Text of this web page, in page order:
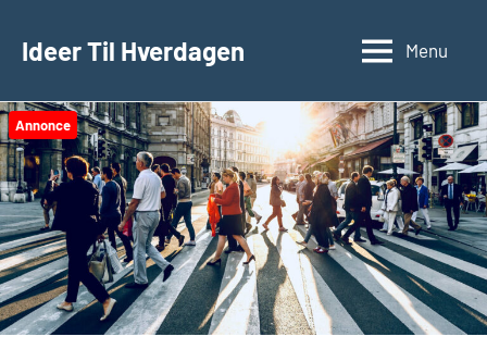
Ideer Til Hverdagen Menu
Annonce